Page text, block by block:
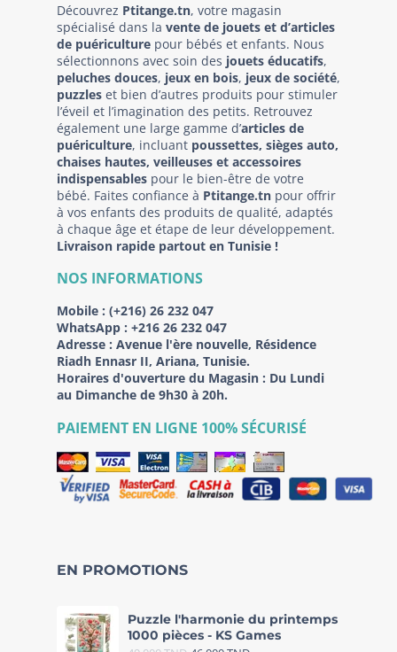
Découvrez Ptitange.tn, votre magasin
spécialisé dans la vente de jouets et d’articles
de puériculture pour bébés et enfants. Nous
sélectionnons avec soin des jouets éducatifs,
peluches douces, jeux en bois, jeux de société,
puzzles et bien d’autres produits pour stimuler
l’éveil et l’imagination des petits. Retrouvez
également une large gamme d’articles de
puériculture, incluant poussettes, sièges auto,
chaises hautes, veilleuses et accessoires
indispensables pour le bien-être de votre
bébé. Faites confiance à Ptitange.tn pour offrir
à vos enfants des produits de qualité, adaptés
à chaque âge et étape de leur développement.
Livraison rapide partout en Tunisie !
NOS INFORMATIONS
Mobile : (+216) 26 232 047
WhatsApp : +216 26 232 047
Adresse : Avenue l'ère nouvelle, Résidence
Riadh Ennasr II, Ariana, Tunisie.
Horaires d'ouverture du Magasin : Du Lundi
au Dimanche de 9h30 à 20h.
PAIEMENT EN LIGNE 100% SÉCURISÉ
EN PROMOTIONS
Puzzle l'harmonie du printemps
1000 pièces - KS Games